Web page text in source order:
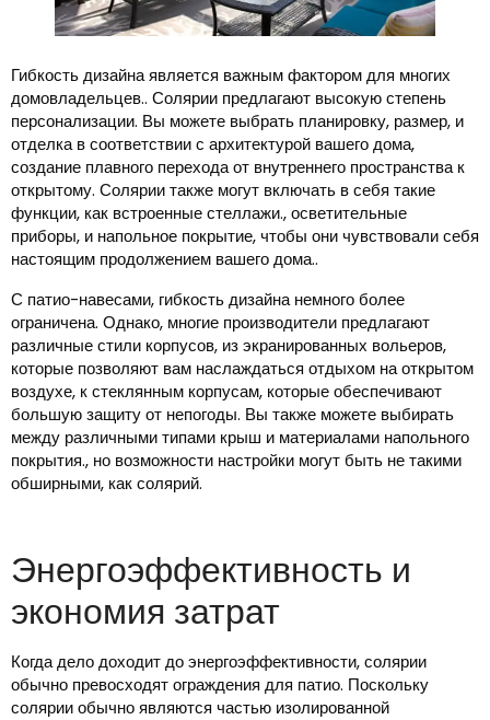
Гибкость дизайна является важным фактором для многих
домовладельцев.. Солярии предлагают высокую степень
персонализации. Вы можете выбрать планировку, размер, и
отделка в соответствии с архитектурой вашего дома,
создание плавного перехода от внутреннего пространства к
открытому. Солярии также могут включать в себя такие
функции, как встроенные стеллажи., осветительные
приборы, и напольное покрытие, чтобы они чувствовали себя
настоящим продолжением вашего дома..
С патио-навесами, гибкость дизайна немного более
ограничена. Однако, многие производители предлагают
различные стили корпусов, из экранированных вольеров,
которые позволяют вам наслаждаться отдыхом на открытом
воздухе, к стеклянным корпусам, которые обеспечивают
большую защиту от непогоды. Вы также можете выбирать
между различными типами крыш и материалами напольного
покрытия., но возможности настройки могут быть не такими
обширными, как солярий.
Энергоэффективность и
экономия затрат
Когда дело доходит до энергоэффективности, солярии
обычно превосходят ограждения для патио. Поскольку
солярии обычно являются частью изолированной